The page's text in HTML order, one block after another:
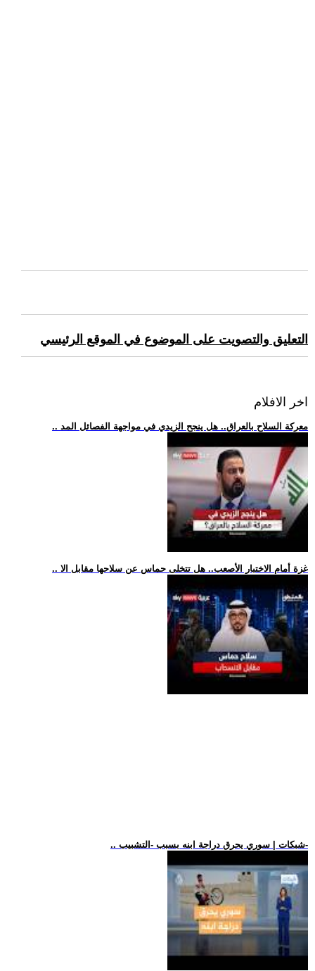
التعليق والتصويت على الموضوع في الموقع الرئيسي
اخر الافلام
.. معركة السلاح بالعراق.. هل ينجح الزيدي في مواجهة الفصائل المد
.. غزة أمام الاختبار الأصعب.. هل تتخلى حماس عن سلاحها مقابل الا
.. شبكات | سوري يحرق دراجة ابنه بسبب -التشبيب-